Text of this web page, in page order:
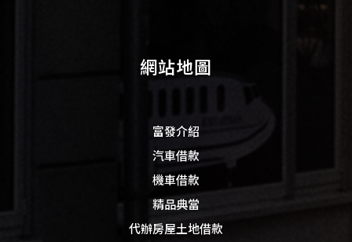
網站地圖
富發介紹
汽車借款
機車借款
精品典當
代辦房屋土地借款